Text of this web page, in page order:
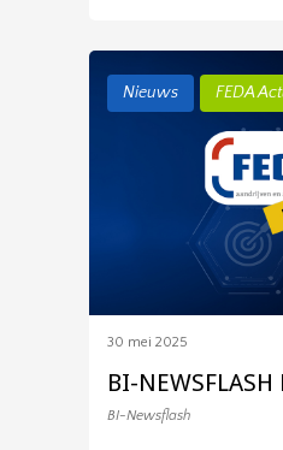
Nieuws FEDA
30 mei 2025
BI-
BI-Newsflash